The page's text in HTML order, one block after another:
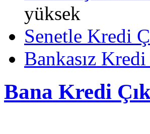
yüksek
Senetle Kredi
Bankasız Kredi
Bana Kredi